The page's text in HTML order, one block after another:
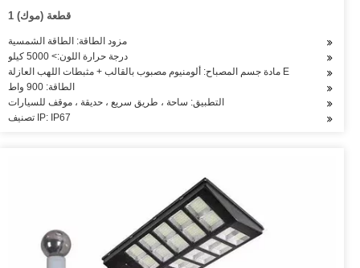
1 قطعة (موك)
مزود الطاقة: الطاقة الشمسية
درجة حرارة اللون:> 5000 كيلو
مادة جسم المصباح: ألومنيوم مصبوب بالقالب + مثبطات اللهب العازلة E
الطاقة: 900 واط
التطبيق: ساحة ، طريق سريع ، حديقة ، موقف للسيارات
تصنيف IP: IP67